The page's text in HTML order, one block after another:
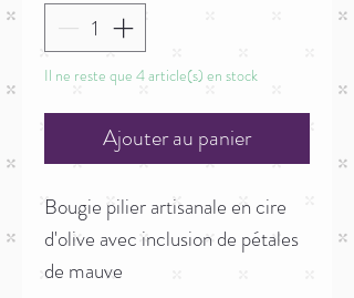
Il ne reste que 4 article(s) en stock
Ajouter au panier
Bougie pilier artisanale en cire
d'olive avec inclusion de pétales
de mauve